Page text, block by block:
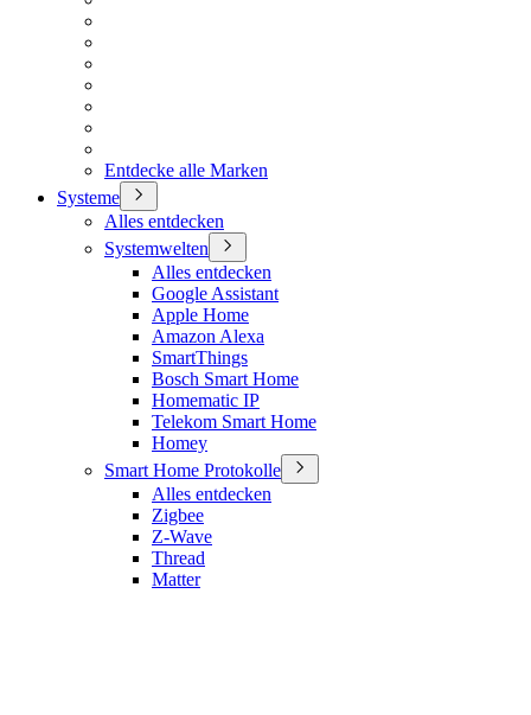
Entdecke alle Marken
Systeme
Alles entdecken
Systemwelten
Alles entdecken
Google Assistant
Apple Home
Amazon Alexa
SmartThings
Bosch Smart Home
Homematic IP
Telekom Smart Home
Homey
Smart Home Protokolle
Alles entdecken
Zigbee
Z-Wave
Thread
Matter